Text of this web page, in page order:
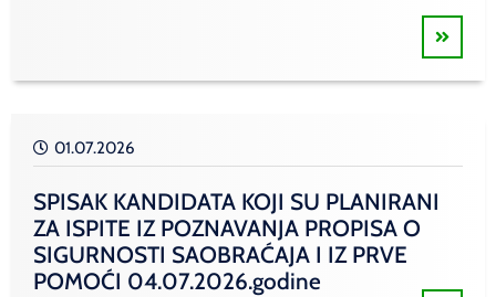
01.07.2026
SPISAK KANDIDATA KOJI SU PLANIRANI
ZA ISPITE IZ POZNAVANJA PROPISA O
SIGURNOSTI SAOBRAĆAJA I IZ PRVE
POMOĆI 04.07.2026.godine